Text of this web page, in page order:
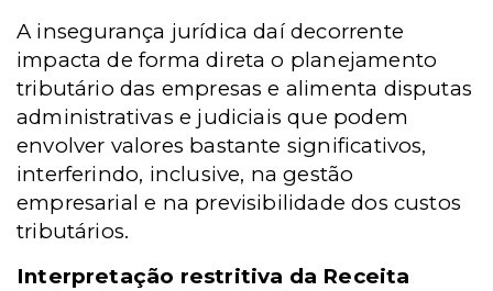
A insegurança jurídica daí decorrente
impacta de forma direta o planejamento
tributário das empresas e alimenta disputas
administrativas e judiciais que podem
envolver valores bastante significativos,
interferindo, inclusive, na gestão
empresarial e na previsibilidade dos custos
tributários.
Interpretação restritiva da Receita